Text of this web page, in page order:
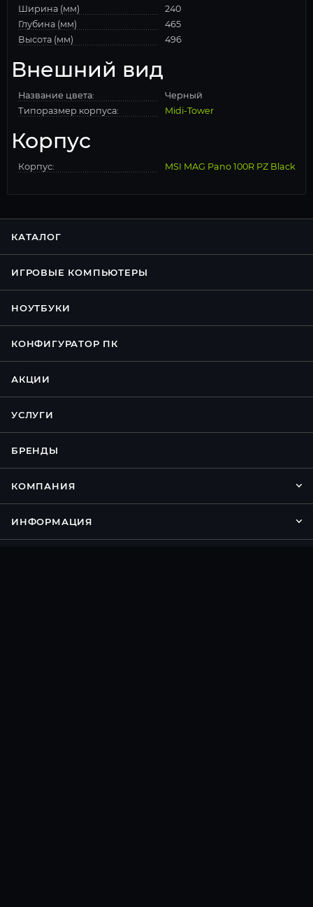
Ширина (мм)
240
Глубина (мм)
465
Высота (мм)
496
Внешний вид
Название цвета:
Черный
Типоразмер корпуса:
Midi-Tower
Корпус
Корпус: MSI MAG Pano 100R PZ Black
КАТАЛОГ
ИГРОВЫЕ КОМПЬЮТЕРЫ
НОУТБУКИ
КОНФИГУРАТОР ПК
АКЦИИ
УСЛУГИ
БРЕНДЫ
КОМПАНИЯ
ИНФОРМАЦИЯ